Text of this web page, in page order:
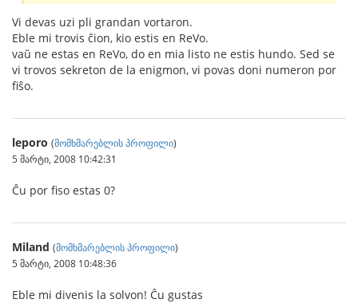
Vi devas uzi pli grandan vortaron.
Eble mi trovis ĉion, kio estis en ReVo.
vaŭ ne estas en ReVo, do en mia listo ne estis hundo. Sed se
vi trovos sekreton de la enigmon, vi povas doni numeron por
fiŝo.
leporo (მომხმარებლის პროფილი)
5 მარტი, 2008 10:42:31
Ĉu por fiso estas 0?
Miland (მომხმარებლის პროფილი)
5 მარტი, 2008 10:48:36
Eble mi divenis la solvon! Ĉu gustas